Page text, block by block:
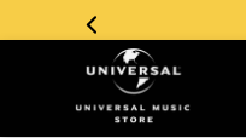
até 12x sem juros.